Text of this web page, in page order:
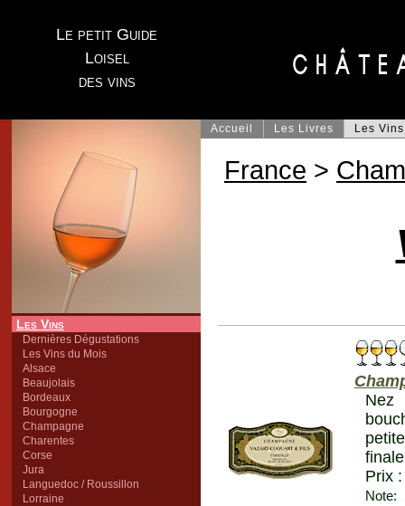
Le petit Guide
Loisel
des vins
Les Vins
Dernières Dégustations
Les Vins du Mois
Alsace
Beaujolais
Bordeaux
Bourgogne
Champagne
Charentes
Corse
Jura
Languedoc / Roussillon
Lorraine
Accueil Les Livres Les Vins
France >
Nez
Prix
Note: